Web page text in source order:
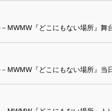
MWMW『どこにもない場所』舞
MWMW『どこにもない場所』当